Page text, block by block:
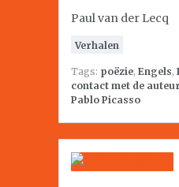
Paul van der Lecq
Verhalen
Tags: poëzie, Engels,
contact met de auteur
Pablo Picasso